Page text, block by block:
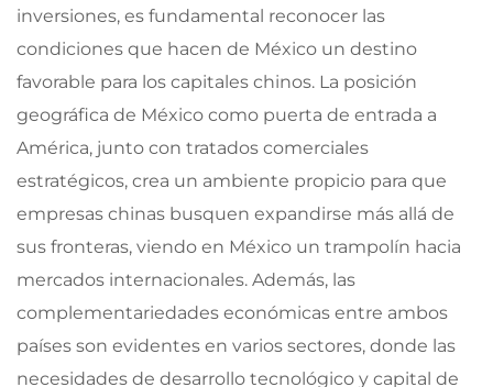
inversiones, es fundamental reconocer las
condiciones que hacen de México un destino
favorable para los capitales chinos. La posición
geográfica de México como puerta de entrada a
América, junto con tratados comerciales
estratégicos, crea un ambiente propicio para que
empresas chinas busquen expandirse más allá de
sus fronteras, viendo en México un trampolín hacia
mercados internacionales. Además, las
complementariedades económicas entre ambos
países son evidentes en varios sectores, donde las
necesidades de desarrollo tecnológico y capital de